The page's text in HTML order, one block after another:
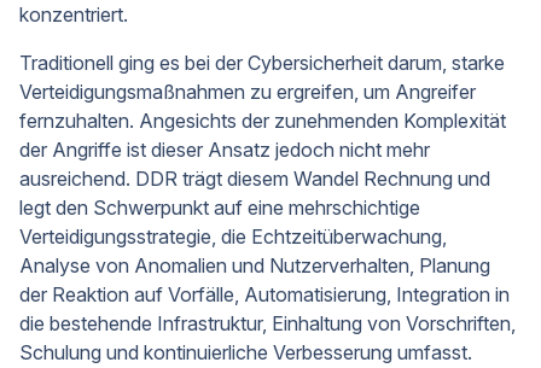
konzentriert.
Traditionell ging es bei der Cybersicherheit darum, starke
Verteidigungsmaßnahmen zu ergreifen, um Angreifer
fernzuhalten. Angesichts der zunehmenden Komplexität
der Angriffe ist dieser Ansatz jedoch nicht mehr
ausreichend. DDR trägt diesem Wandel Rechnung und
legt den Schwerpunkt auf eine mehrschichtige
Verteidigungsstrategie, die Echtzeitüberwachung,
Analyse von Anomalien und Nutzerverhalten, Planung
der Reaktion auf Vorfälle, Automatisierung, Integration in
die bestehende Infrastruktur, Einhaltung von Vorschriften,
Schulung und kontinuierliche Verbesserung umfasst.